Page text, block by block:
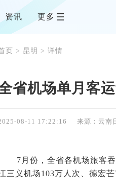
资讯 更多
页 > 昆明 > 详情
省机场单月客
08-11 17:22:16 来源：云南
7月份，全省各机场旅客
三义机场103万人次、德宏